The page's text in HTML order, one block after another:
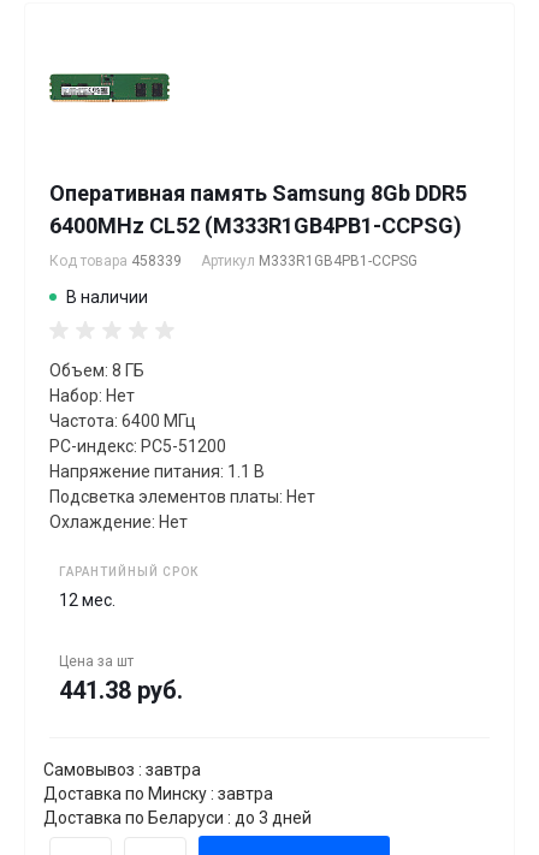
Оперативная память Samsung 8Gb DDR5
6400MHz CL52 (M333R1GB4PB1-CCPSG)
Код товара 458339 Артикул M333R1GB4PB1-CCPSG
В наличии
Объем: 8 ГБ
Набор: Нет
Частота: 6400 МГц
PC-индекс: PC5-51200
Напряжение питания: 1.1 В
Подсветка элементов платы: Нет
Охлаждение: Нет
ГАРАНТИЙНЫЙ СРОК
12 мес.
Цена за шт
441.38 руб.
Самовывоз : завтра
Доставка по Минску : завтра
Доставка по Беларуси : до 3 дней